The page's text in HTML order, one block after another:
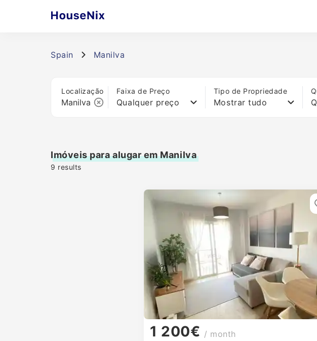
Spain Manilva
Localização Faixa de Preço
Qualquer preço
Tipo de Propriedade
Mostrar tudo
Imóveis para alugar em Manilva
9 results
1 200€ / month